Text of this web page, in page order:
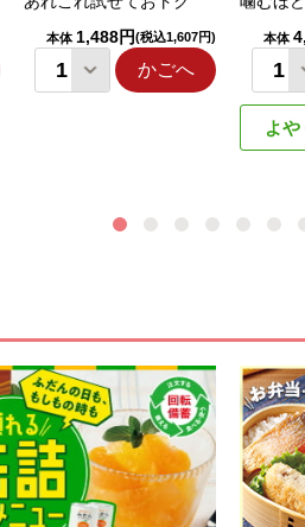
本体 1,488円(税込1,607円)
かごへ
本体
よ